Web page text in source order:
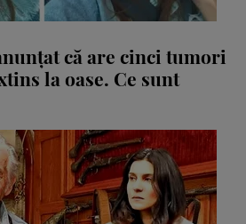
că are cinci tumori
la oase. Ce sunt